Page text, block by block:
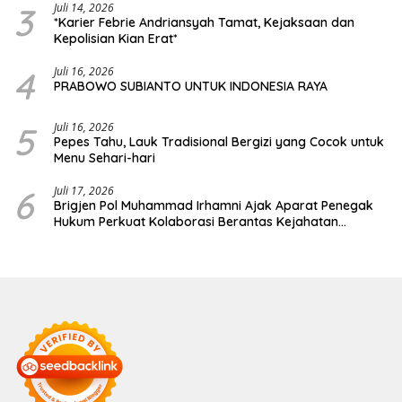
3 Juli 14, 2026
*Karier Febrie Andriansyah Tamat, Kejaksaan dan
Kepolisian Kian Erat*
4 Juli 16, 2026
PRABOWO SUBIANTO UNTUK INDONESIA RAYA
5 Juli 16, 2026
Pepes Tahu, Lauk Tradisional Bergizi yang Cocok untuk
Menu Sehari-hari
6 Juli 17, 2026
Brigjen Pol Muhammad Irhamni Ajak Aparat Penegak
Hukum Perkuat Kolaborasi Berantas Kejahatan